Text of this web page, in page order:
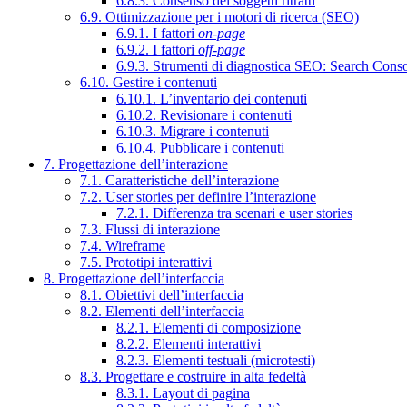
6.9. Ottimizzazione per i motori di ricerca (SEO)
6.9.1. I fattori on-page
6.9.2. I fattori off-page
6.9.3. Strumenti di diagnostica SEO: Search
6.10. Gestire i contenuti
6.10.1. L’inventario dei contenuti
6.10.2. Revisionare i contenuti
6.10.3. Migrare i contenuti
6.10.4. Pubblicare i contenuti
7. Progettazione dell’interazione
7.1. Caratteristiche dell’interazione
7.2. User stories per definire l’interazione
7.2.1. Differenza tra scenari e user stories
7.3. Flussi di interazione
7.4. Wireframe
7.5. Prototipi interattivi
8. Progettazione dell’interfaccia
8.1. Obiettivi dell’interfaccia
8.2. Elementi dell’interfaccia
8.2.1. Elementi di composizione
8.2.2. Elementi interattivi
8.2.3. Elementi testuali (microtesti)
8.3. Progettare e costruire in alta fedeltà
8.3.1. Layout di pagina